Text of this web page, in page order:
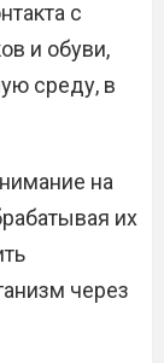
с
и обуви,
среду, в
на
их
через